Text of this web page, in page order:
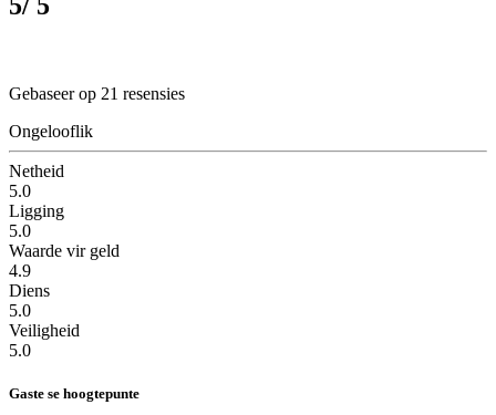
Gebaseer op 21 resensies
Ongelooflik
Netheid
5.0
Ligging
5.0
Waarde vir geld
4.9
Diens
5.0
Veiligheid
5.0
Gaste se hoogtepunte